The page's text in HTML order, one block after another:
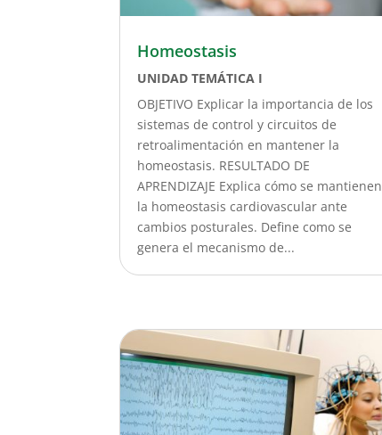
Homeostasis
UNIDAD TEMÁTICA I
OBJETIVO Explicar la importancia de los
sistemas de control y circuitos de
retroalimentación en mantener la
homeostasis. RESULTADO DE
APRENDIZAJE Explica cómo se mantienen
la homeostasis cardiovascular ante
cambios posturales. Define como se
genera el mecanismo de...